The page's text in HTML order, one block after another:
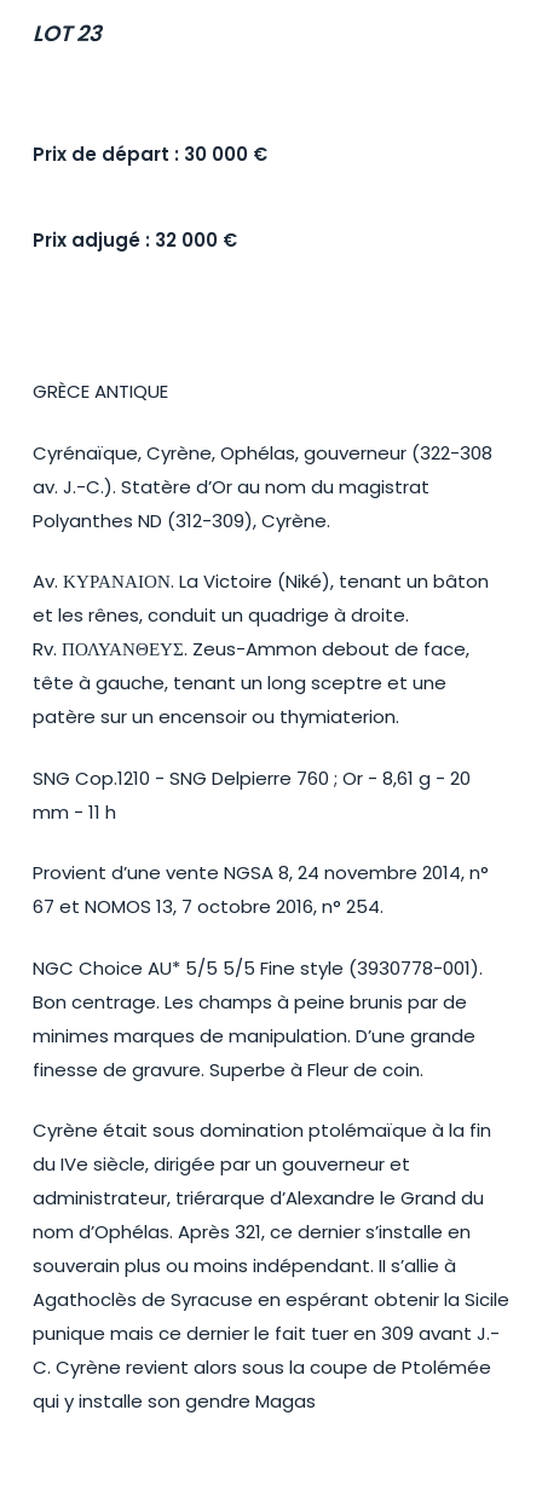
LOT 23
Prix de départ : 30 000 €
Prix adjugé : 32 000 €
GRÈCE ANTIQUE
Cyrénaïque, Cyrène, Ophélas, gouverneur (322-308
av. J.-C.). Statère d’Or au nom du magistrat
Polyanthes ND (312-309), Cyrène.
Av. ΚΥΡΑΝΑΙΟΝ. La Victoire (Niké), tenant un bâton
et les rênes, conduit un quadrige à droite.
Rv. ΠΟΛΥΑΝΘΕΥΣ. Zeus-Ammon debout de face,
tête à gauche, tenant un long sceptre et une
patère sur un encensoir ou thymiaterion.
SNG Cop.1210 - SNG Delpierre 760 ; Or - 8,61 g - 20
mm - 11 h
Provient d’une vente NGSA 8, 24 novembre 2014, n°
67 et NOMOS 13, 7 octobre 2016, n° 254.
NGC Choice AU* 5/5 5/5 Fine style (3930778-001).
Bon centrage. Les champs à peine brunis par de
minimes marques de manipulation. D’une grande
finesse de gravure. Superbe à Fleur de coin.
Cyrène était sous domination ptolémaïque à la fin
du IVe siècle, dirigée par un gouverneur et
administrateur, triérarque d’Alexandre le Grand du
nom d’Ophélas. Après 321, ce dernier s’installe en
souverain plus ou moins indépendant. II s’allie à
Agathoclès de Syracuse en espérant obtenir la Sicile
punique mais ce dernier le fait tuer en 309 avant J.-
C. Cyrène revient alors sous la coupe de Ptolémée
qui y installe son gendre Magas